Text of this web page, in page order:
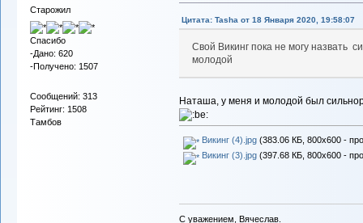
Старожил
Спасибо
-Дано: 620
-Получено: 1507
Сообщений: 313
Рейтинг: 1508
Тамбов
Цитата: Tasha от 18 Января 2020, 19:58:07
Свой Викинг пока не могу назвать
молодой
Наташа, у меня и молодой был
Викинг (4).jpg(383.06 КБ, 800x600 -
Викинг (3).jpg(397.68 КБ, 800x600 -
С уважением, Вячеслав.